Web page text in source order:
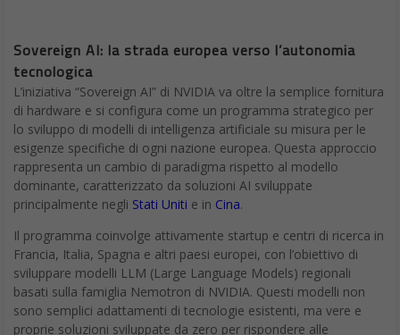
Sovereign AI: la strada europea verso l’autonomia
tecnologica
L’iniziativa “Sovereign AI” di NVIDIA va oltre la semplice fornitura
di hardware e si configura come un programma strategico per
lo sviluppo di modelli di intelligenza artificiale su misura per le
esigenze specifiche di ogni nazione europea. Questa approccio
rappresenta un cambio di paradigma rispetto al modello
dominante, caratterizzato da soluzioni AI sviluppate
principalmente negli Stati Uniti e in Cina.
Il programma coinvolge attivamente startup e centri di ricerca in
Francia, Italia, Spagna e altri paesi europei, con l’obiettivo di
sviluppare modelli LLM (Large Language Models) regionali
basati sulla famiglia Nemotron di NVIDIA. Questi modelli non
sono semplici adattamenti di tecnologie esistenti, ma vere e
proprie soluzioni sviluppate da zero per rispondere alle